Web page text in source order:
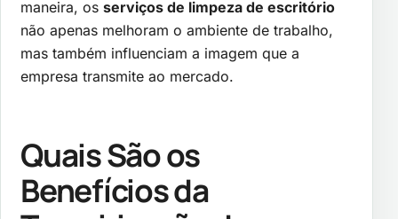
maneira, os serviços de limpeza de escritório
não apenas melhoram o ambiente de trabalho,
mas também influenciam a imagem que a
empresa transmite ao mercado.
Quais São os
Benefícios da